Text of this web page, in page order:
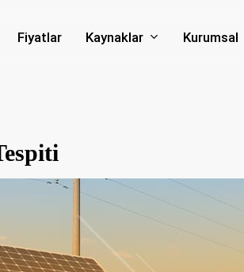
Fiyatlar Kaynaklar Kurumsal